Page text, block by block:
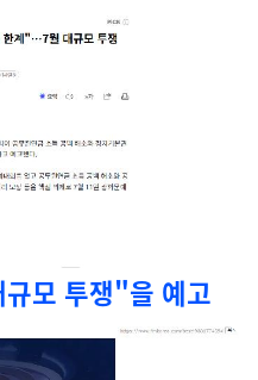
모 투쟁"을 예고